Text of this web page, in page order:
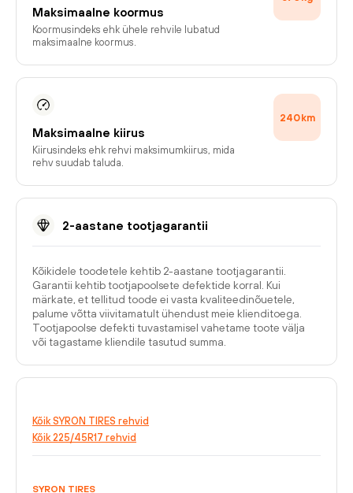
Maksimaalne koormus
Koormusindeks ehk ühele rehvile lubatud
maksimaalne koormus.
Maksimaalne kiirus
Kiirusindeks ehk rehvi maksimumkiirus, mida
rehv suudab taluda.
240km
2-aastane tootjagarantii
Kõikidele toodetele kehtib 2-aastane tootjagarantii.
Garantii kehtib tootjapoolsete defektide korral. Kui
märkate, et tellitud toode ei vasta kvaliteedinõuetele,
palume võtta viivitamatult ühendust meie klienditoega.
Tootjapoolse defekti tuvastamisel vahetame toote välja
või tagastame kliendile tasutud summa.
Kõik SYRON TIRES rehvid
Kõik 225/45R17 rehvid
SYRON TIRES